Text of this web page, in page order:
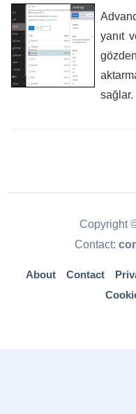
yanıt
sağlar.
Copyright
Contact:
About Contact